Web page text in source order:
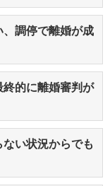
調停で離婚が成
的に離婚審判が
い状況からでも